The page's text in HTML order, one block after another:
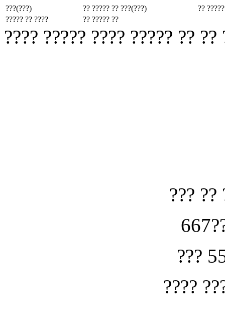
???(???)
?? ????? ?? ???(???)
??
????? ?? ????
?? ????? ??
???? ????? ???? ????? ??
??? ??
???
????